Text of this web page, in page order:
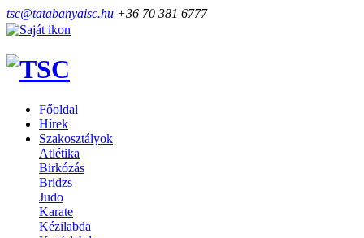
tsc@tatabanyaisc.hu +36 70 381 6777
Főoldal
Hírek
Szakosztályok
Atlétika
Birkózás
Bridzs
Judo
Karate
Kézilabda